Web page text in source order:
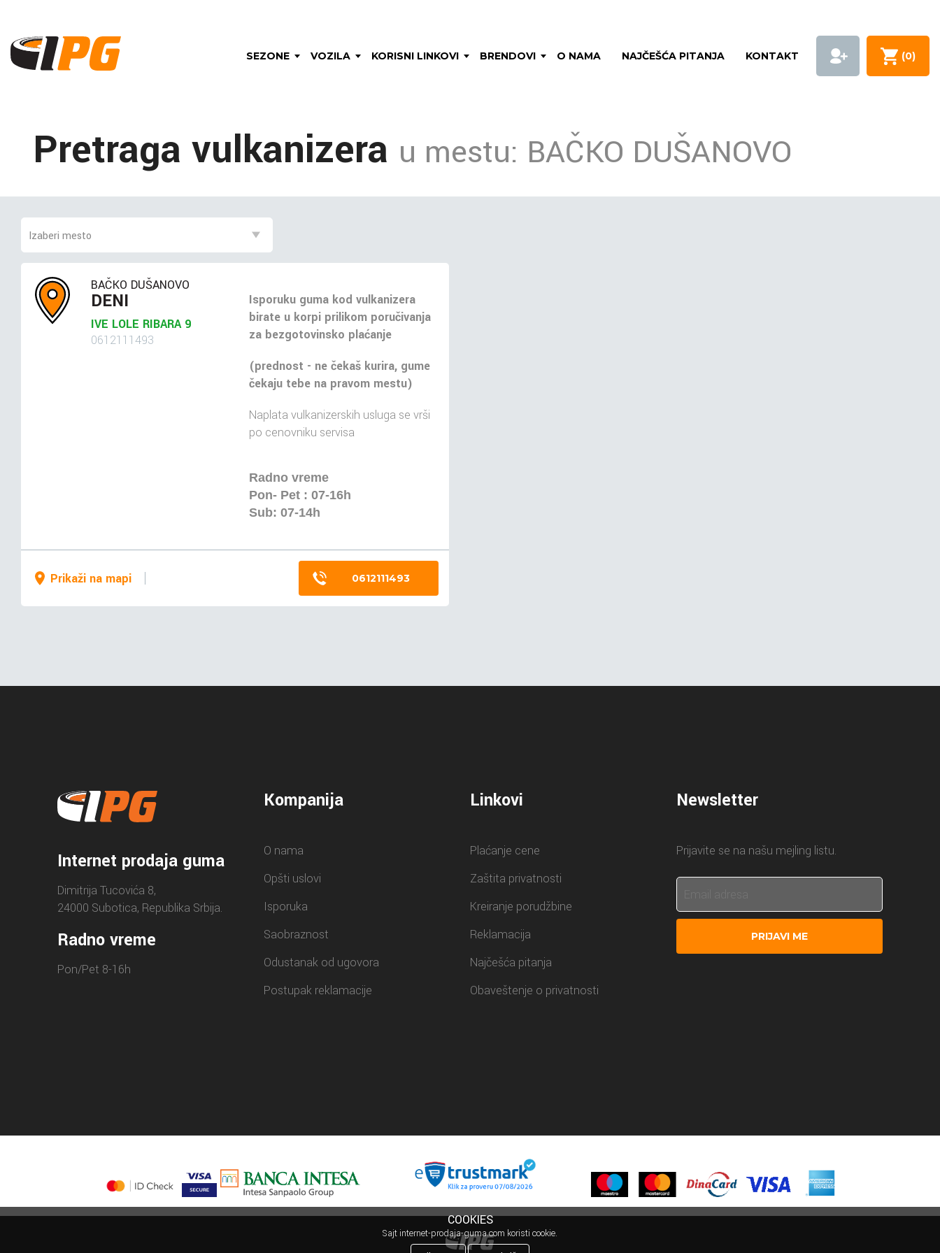
SEZONE VOZILA KORISNI LINKOVI BRENDOVI O NAMA NAJČEŠĆA PITANJA KONTAKT (0)
Pretraga vulkanizera u mestu: BAČKO DUŠANOVO
BAČKO DUŠANOVO
DENI
IVE LOLE RIBARA 9
0612111493
Isporuku guma kod vulkanizera
birate u korpi prilikom poručivanja
za bezgotovinsko plaćanje
(prednost - ne čekaš kurira, gume
čekaju tebe na pravom mestu)
Naplata vulkanizerskih usluga se vrši
po cenovniku servisa
Radno vreme
Pon- Pet : 07-16h
Sub: 07-14h
Prikaži na mapi 0612111493
Internet prodaja guma
Dimitrija Tucovića 8,
24000 Subotica, Republika Srbija.
Radno vreme
Pon/Pet 8-16h
Kompanija
O nama
Opšti uslovi
Isporuka
Saobraznost
Odustanak od ugovora
Postupak reklamacije
Linkovi
Plaćanje cene
Zaštita privatnosti
Kreiranje porudžbine
Reklamacija
Najčešća pitanja
Obaveštenje o privatnosti
Newsletter
Prijavite se na našu mejling listu.
PRIJAVI ME
COOKIES
Sajt internet-prodaja-guma.com koristi cookie.